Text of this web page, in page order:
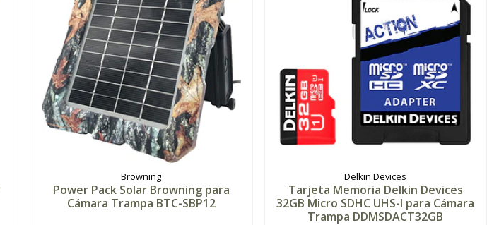
Browning
Power Pack Solar Browning para
Cámara Trampa BTC-SBP12
Delkin Devices
Tarjeta Memoria Delkin Devices
32GB Micro SDHC UHS-I para Cámara
Trampa DDMSDACT32GB